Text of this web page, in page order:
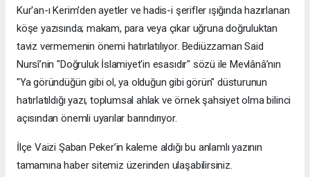
​Kur'an-ı Kerim'den ayetler ve hadis-i şerifler ışığında hazırlanan
köşe yazısında; makam, para veya çıkar uğruna doğruluktan
taviz vermemenin önemi hatırlatılıyor. Bediüzzaman Said
Nursî’nin "Doğruluk İslamiyet'in esasıdır" sözü ile Mevlânâ’nın
"Ya göründüğün gibi ol, ya olduğun gibi görün" düsturunun
hatırlatıldığı yazı, toplumsal ahlak ve örnek şahsiyet olma bilinci
açısından önemli uyarılar barındırıyor.
​İlçe Vaizi Şaban Peker’in kaleme aldığı bu anlamlı yazının
tamamına haber sitemiz üzerinden ulaşabilirsiniz.